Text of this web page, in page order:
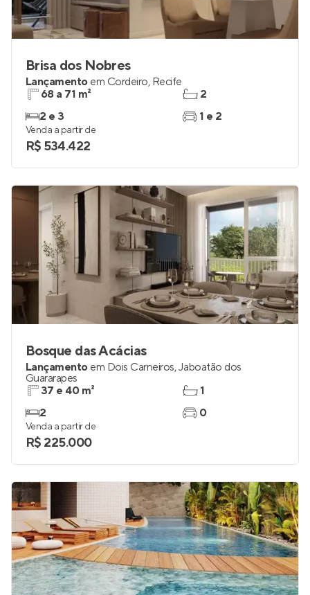
Brisa dos Nobres
Lançamento em Cordeiro, Recife
68 a 71 m²
2 e 3
2
1 e 2
Venda a partir de
R$ 534.422
Bosque das Acácias
Lançamento em Dois Carneiros,Jaboatão dos
Guararapes
37 e 40 m²
2
1
0
Venda a partir de
R$ 225.000